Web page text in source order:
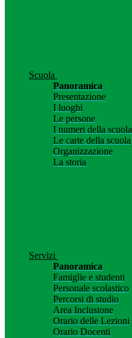
Scuola
Panoramica
Presentazione
I luoghi
Le persone
I numeri della scuola
Le carte della scuola
Organizzazione
La storia
Servizi
Panoramica
Famiglie e studenti
Personale scolastico
Percorsi di studio
Area Inclusione
Orario delle Lezioni
Orario Docenti